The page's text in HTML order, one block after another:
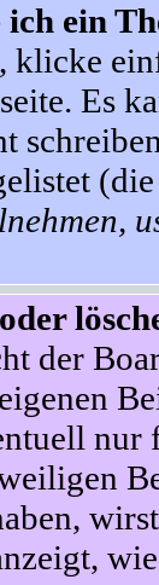
ich ein
klicke
Es
(die
der
nur